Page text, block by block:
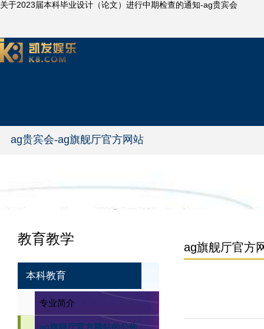
关于2023届本科毕业设计（论文）进行中期检查的通知-ag贵宾会
ag贵宾会-ag旗舰厅官方网站
教育教学
本科教育
专业简介
ag旗舰厅官方网站的公告
ag旗舰厅官方